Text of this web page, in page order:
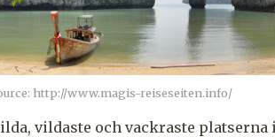
http://www.magis-reiseseiten.info/
vildaste och vackraste